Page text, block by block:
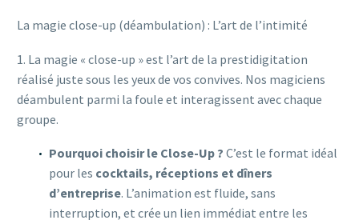
La magie close-up (déambulation) : L’art de l’intimité
1. La magie « close-up » est l’art de la prestidigitation
réalisé juste sous les yeux de vos convives. Nos magiciens
déambulent parmi la foule et interagissent avec chaque
groupe.
Pourquoi choisir le Close-Up ? C’est le format idéal
pour les cocktails, réceptions et dîners
d’entreprise. L’animation est fluide, sans
interruption, et crée un lien immédiat entre les